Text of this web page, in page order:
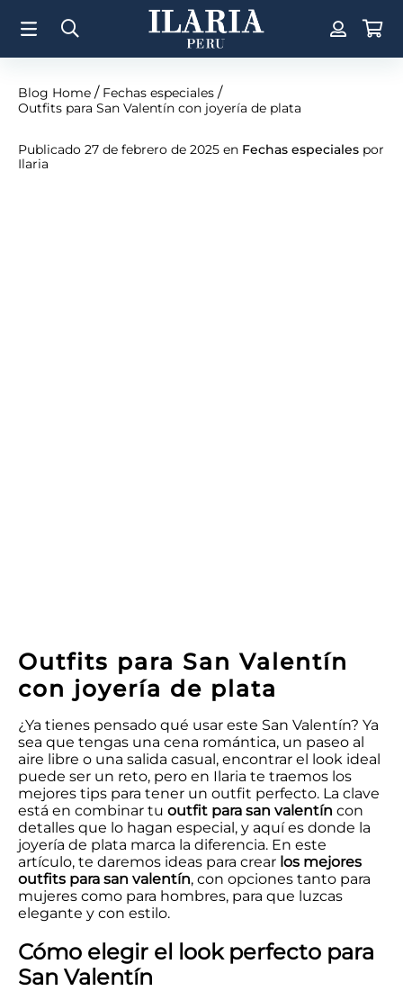
Blog Home / Fechas especiales /
Outfits para San Valentín con joyería de plata
Outfits para San Valentín
con joyería de plata
Publicado 27 de febrero de 2025 en Fechas especiales por
Ilaria
¿Ya tienes pensado qué usar este San Valentín? Ya
sea que tengas una cena romántica, un paseo al
aire libre o una salida casual, encontrar el look ideal
puede ser un reto, pero en Ilaria te traemos los
mejores tips para tener un outfit perfecto. La clave
está en combinar tu outfit para san valentín con
detalles que lo hagan especial, y aquí es donde la
joyería de plata marca la diferencia. En este
artículo, te daremos ideas para crear los mejores
outfits para san valentín, con opciones tanto para
mujeres como para hombres, para que luzcas
elegante y con estilo.
Cómo elegir el look perfecto para
San Valentín
TÉRMINOS MÁS BUSCADOS
1. Aretes
2.
Pulsera
3.
Collar
4. Anillos